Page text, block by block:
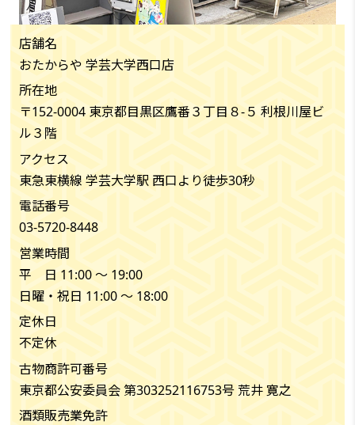
店舗名
おたからや 学芸大学西口店
所在地
〒152-0004 東京都目黒区鷹番３丁目８-５ 利根川屋ビ
ル３階
アクセス
東急東横線 学芸大学駅 西口より徒歩30秒
電話番号
03-5720-8448
営業時間
平 日 11:00 〜 19:00
日曜・祝日 11:00 〜 18:00
定休日
不定休
古物商許可番号
東京都公安委員会 第303252116753号 荒井 寛之
酒類販売業免許